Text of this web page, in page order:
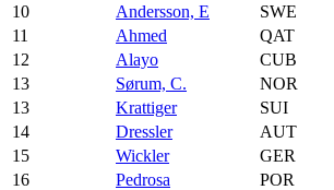
10
Andersson, E SWE
11
Ahmed QAT
12
Alayo CUB
13
Sørum, C. NOR
13
Krattiger SUI
14
Dressler AUT
15
Wickler GER
16
Pedrosa POR